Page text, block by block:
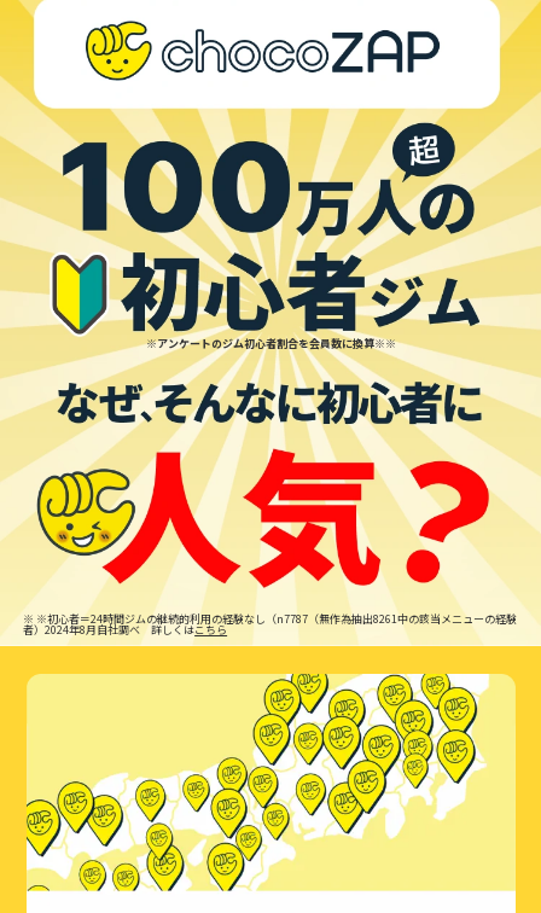
※アンケートのジム初心者割合を会員数に換算※※
※ ※初心者＝24時間ジムの継続的利用の経験なし（n7787（無作為抽出8261中の該当メニューの経験
者）2024年8月自社調べ 詳しくはこちら